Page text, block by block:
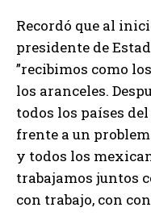
Recordó que al
presidente de
”recibimos como
los aranceles.
todos los países
frente a un
y todos los
trabajamos juntos
con trabajo, con